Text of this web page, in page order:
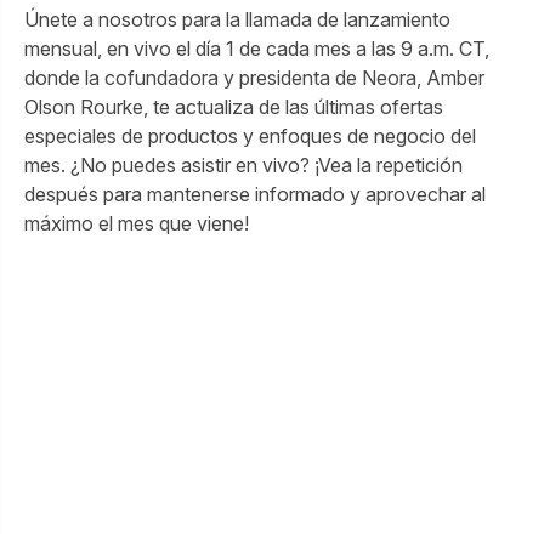
Únete a nosotros para la llamada de lanzamiento
mensual, en vivo el día 1 de cada mes a las 9 a.m. CT,
donde la cofundadora y presidenta de Neora, Amber
Olson Rourke, te actualiza de las últimas ofertas
especiales de productos y enfoques de negocio del
mes. ¿No puedes asistir en vivo? ¡Vea la repetición
después para mantenerse informado y aprovechar al
máximo el mes que viene!